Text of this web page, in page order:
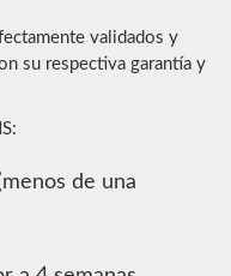
validados y
su respectiva garantía y
de una